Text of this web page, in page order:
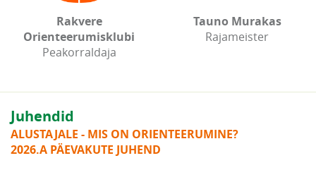
Rakvere
Orienteerumisklubi
Peakorraldaja
Tauno Murakas
Rajameister
Juhendid
ALUSTAJALE - MIS ON ORIENTEERUMINE?
2026.A PÄEVAKUTE JUHEND